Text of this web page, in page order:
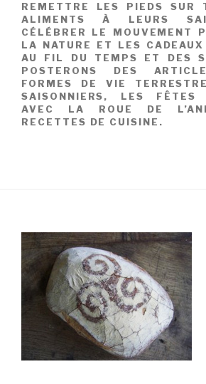
REMETTRE LES PIEDS SUR
ALIMENTS À LEURS
CÉLÉBRER LE MOUVEMENT
LA NATURE ET LES
AU FIL DU TEMPS ET DES
POSTERONS DES
FORMES DE VIE
SAISONNIERS, LES FÊTES
AVEC LA ROUE DE
RECETTES DE CUISINE.